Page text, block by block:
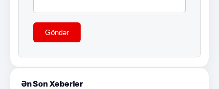
Göndər
Ən Son Xəbərlər